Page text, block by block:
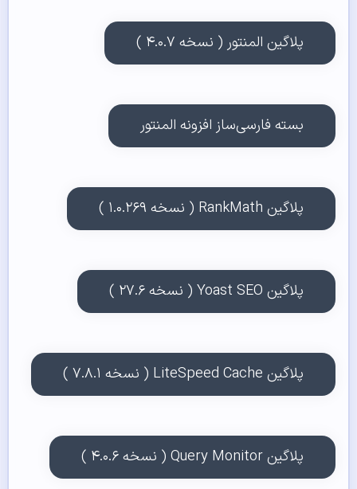
پلاگین المنتور ( نسخه ۴.۰.۷ )
بسته فارسی‌ساز افزونه المنتور
پلاگین RankMath ( نسخه ۱.۰.۲۶۹ )
پلاگین Yoast SEO ( نسخه ۲۷.۶ )
پلاگین LiteSpeed Cache ( نسخه ۷.۸.۱ )
پلاگین Query Monitor ( نسخه ۴.۰.۶ )